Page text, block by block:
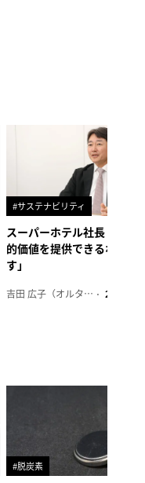
#サステナビリティ
スーパーホテル社長「地域
的価値を提供できるホテル
す」
吉田 広子（オルタナ輪番編集長） 2026年6
#脱炭素